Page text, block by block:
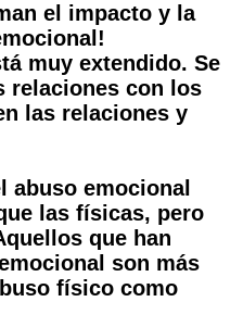
el impacto y la
muy extendido. Se
relaciones con los
las relaciones y
abuso emocional
las físicas, pero
que han
son más
físico como